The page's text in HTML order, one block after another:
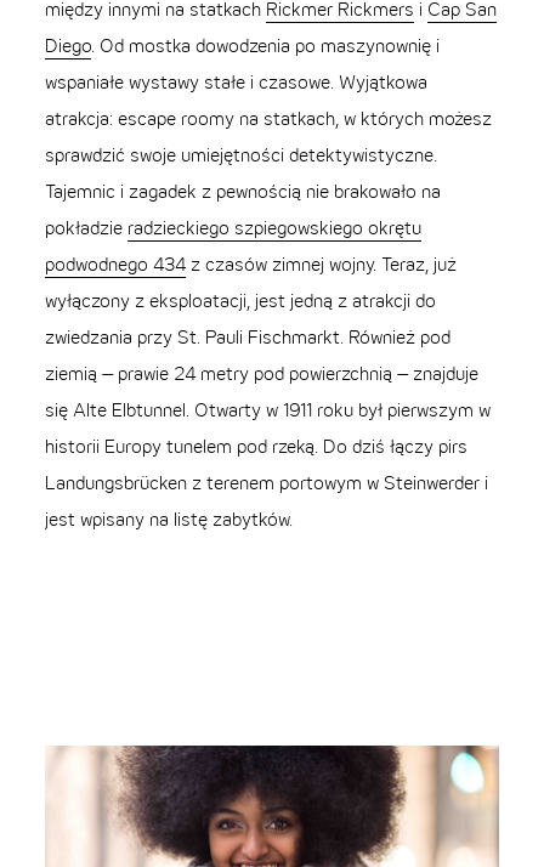
między innymi na statkach Rickmer Rickmers i Cap San
Diego. Od mostka dowodzenia po maszynownię i
wspaniałe wystawy stałe i czasowe. Wyjątkowa
atrakcja: escape roomy na statkach, w których możesz
sprawdzić swoje umiejętności detektywistyczne.
Tajemnic i zagadek z pewnością nie brakowało na
pokładzie radzieckiego szpiegowskiego okrętu
podwodnego 434z czasów zimnej wojny. Teraz, już
wyłączony z eksploatacji, jest jedną z atrakcji do
zwiedzania przy St. Pauli Fischmarkt. Również pod
ziemią – prawie 24 metry pod powierzchnią – znajduje
się Alte Elbtunnel. Otwarty w 1911 roku był pierwszym w
historii Europy tunelem pod rzeką. Do dziś łączy pirs
Landungsbrücken z terenem portowym w Steinwerder i
jest wpisany na listę zabytków.